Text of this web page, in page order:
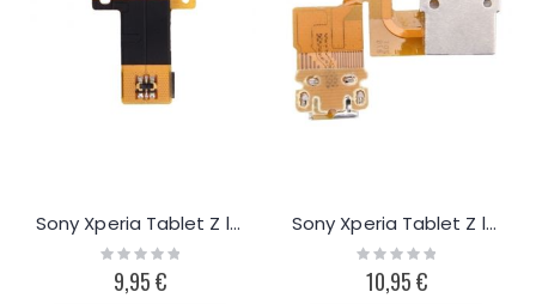
Sony Xperia Tablet Z latausportin flex-kaapeli
Rating:
0%9,95 €
Sony Xperia Tablet Z latausportti flex-kaapeli
Rating:
0%
10,95 €